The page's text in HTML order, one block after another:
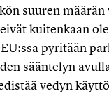
suuren määrän
kuitenkaan
pyritään
sääntelyn
vedyn